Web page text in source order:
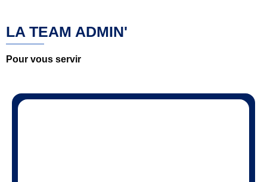
LA TEAM ADMIN'
Pour vous servir